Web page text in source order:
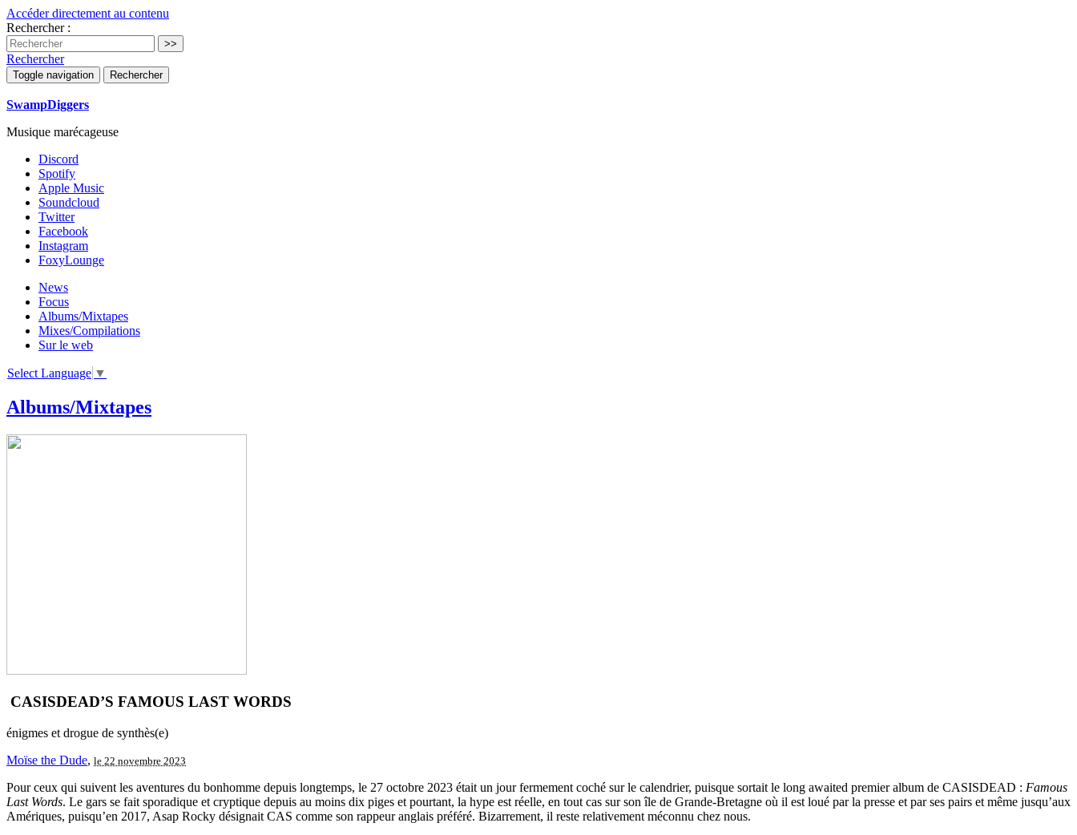
Accéder directement au contenu
Rechercher :
Rechercher
Toggle navigation Rechercher
SwampDiggers
Musique marécageuse
Discord
Spotify
Apple Music
Soundcloud
Twitter
Facebook
Instagram
FoxyLounge
News
Focus
Albums/Mixtapes
Mixes/Compilations
Sur le web
Select Language ▼
Albums/Mixtapes
CASISDEAD’S FAMOUS LAST WORDS
énigmes et drogue de synthès(e)
Moïse the Dude, le 22 novembre 2023
Pour ceux qui suivent les aventures du bonhomme depuis longtemps, le 27 octobre 2023 était un jour fermement coché sur le calendrier, puisque sortait le long awaited premier album de CASISDEAD : Famous
Last Words. Le gars se fait sporadique et cryptique depuis au moins dix piges et pourtant, la hype est réelle, en tout cas sur son île de Grande-Bretagne où il est loué par la presse et par ses pairs et même jusqu’aux
Amériques, puisqu’en 2017, Asap Rocky désignait CAS comme son rappeur anglais préféré. Bizarrement, il reste relativement méconnu chez nous.